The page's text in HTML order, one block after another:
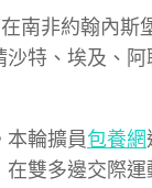
南非約翰內斯
特、埃及、阿
本輪擴員包養網
雙多邊交際